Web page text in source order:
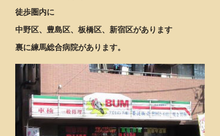
徒歩圏内に
中野区、豊島区、板橋区、新宿区があります
裏に練馬総合病院があります。